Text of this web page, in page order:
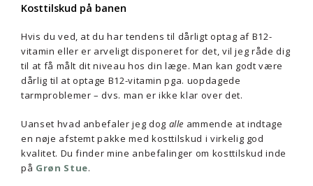
Kosttilskud på banen
Hvis du ved, at du har tendens til dårligt optag af B12-
vitamin eller er arveligt disponeret for det, vil jeg råde dig
til at få målt dit niveau hos din læge. Man kan godt være
dårlig til at optage B12-vitamin pga. uopdagede
tarmproblemer – dvs. man er ikke klar over det.
Uanset hvad anbefaler jeg dog alle ammende at indtage
en nøje afstemt pakke med kosttilskud i virkelig god
kvalitet. Du finder mine anbefalinger om kosttilskud inde
på Grøn Stue.